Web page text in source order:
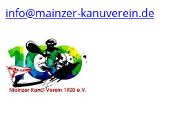
info@mainzer-kanuverein.de